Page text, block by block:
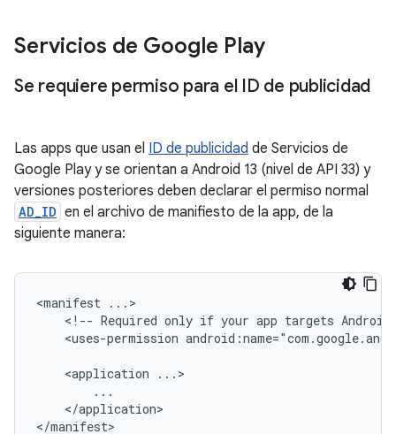
Servicios de Google Play
Se requiere permiso para el ID de publicidad
Las apps que usan el ID de publicidad de Servicios de
Google Play y se orientan a Android 13 (nivel de API 33) y
versiones posteriores deben declarar el permiso normal
AD_ID en el archivo de manifiesto de la app, de la
siguiente manera:
<manifest
<!-- Required only if your app targets Android
<uses-permission
<application
</application>